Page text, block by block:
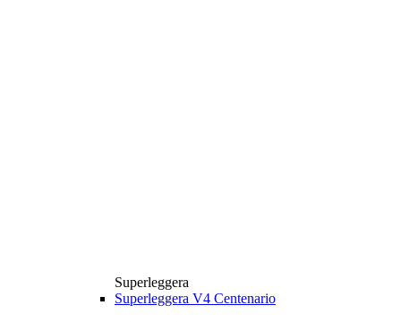
Superleggera
Superleggera V4 Centenario